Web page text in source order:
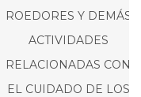
ROEDORES Y DEMÁS
ACTIVIDADES
RELACIONADAS CON
EL CUIDADO DE LOS